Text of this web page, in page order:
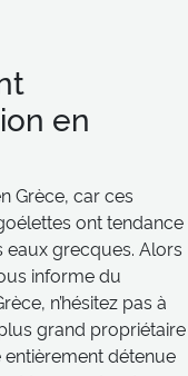
en
Grèce, car ces
ont tendance
eaux grecques. Alors
informe du
n’hésitez pas à
grand propriétaire
détenue